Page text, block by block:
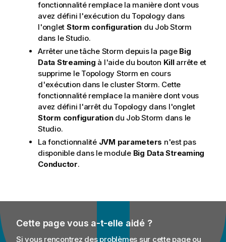
fonctionnalité remplace la manière dont vous
avez défini l'exécution du Topology dans
l'onglet Storm configuration du Job Storm
dans le Studio.
Arrêter une tâche Storm depuis la page Big
Data Streaming à l'aide du bouton Killarrête et
supprime le Topology Storm en cours
d'exécution dans le cluster Storm. Cette
fonctionnalité remplace la manière dont vous
avez défini l'arrêt du Topology dans l'onglet
Storm configurationdu Job Storm dans le
Studio.
La fonctionnalité JVM parameters n'est pas
disponible dans le module Big Data Streaming
Conductor.
Cette page vous a-t-elle aidé ?
Si vous rencontrez des problèmes sur cette page ou